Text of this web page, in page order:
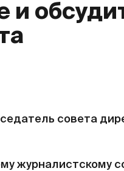
и
совета
журналистскому